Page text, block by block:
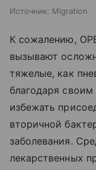
Источник: Migration
К сожалению,
вызывают
тяжелые, как
благодаря
избежать
вторичной
заболевания.
лекарственных